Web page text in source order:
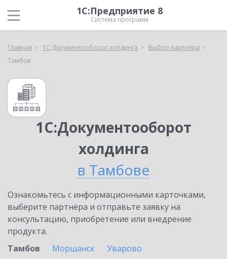
1С:Предприятие 8
Система программ
Главная 1С:Документооборот холдинга
Выбор партнёра
Тамбов
1С:Документооборот
холдинга
в Тамбове
Ознакомьтесь с информационными карточками,
выберите партнёра и отправьте заявку на
консультацию, приобретение или внедрение
продукта.
Тамбов
Моршанск
Уварово